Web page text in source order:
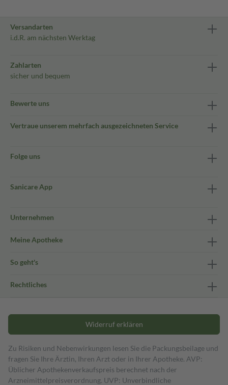
Versandarten
i.d.R. am nächsten Werktag
Zahlarten
sicher und bequem
Bewerte uns
Vertraue unserem mehrfach ausgezeichneten Service
Folge uns
Sanicare App
Unternehmen
Meine Apotheke
So geht's
Rechtliches
Widerruf erklären
Zu Risiken und Nebenwirkungen lesen Sie die Packungsbeilage und
fragen Sie Ihre Ärztin, Ihren Arzt oder in Ihrer Apotheke. AVP:
Üblicher Apothekenverkaufspreis berechnet nach der
Arzneimittelpreisverordnung. UVP: Unverbindliche